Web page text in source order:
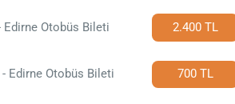
Edirne Otobüs Bileti 2.400 TL
Edirne Otobüs Bileti 700 TL